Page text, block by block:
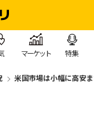
マーケット 特集
米国市場は小幅に高安